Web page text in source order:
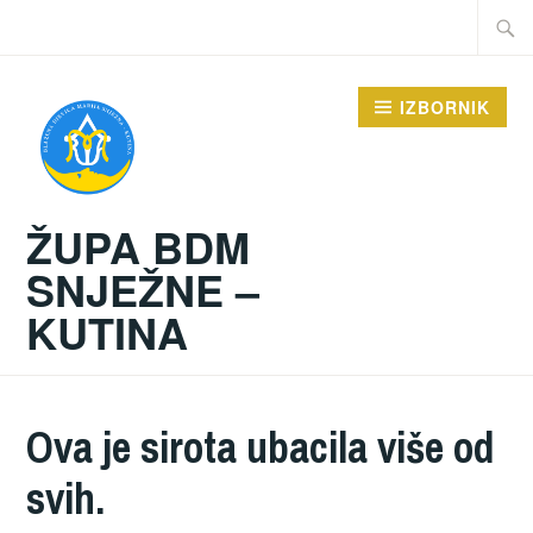
Traži:
ŽUPA BDM
SNJEŽNE –
KUTINA
IZBORNIK
Ova je sirota ubacila više od
svih.